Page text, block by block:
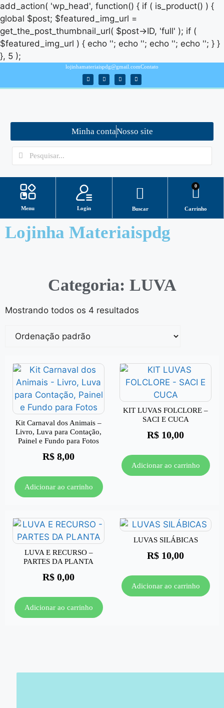
add_action( 'wp_head', function() { if ( is_product() ) {
global $post; $featured_img_url =
get_the_post_thumbnail_url( $post->ID, 'full' ); if (
$featured_img_url ) { echo ''; echo ''; echo ''; echo ''; } }
}, 5 );
lojinhamateriaispdg@gmail.comContato
Minha contaNosso site
Menu Login Buscar
0
Carrinho
Lojinha Materiaispdg
Categoria: LUVA
Mostrando todos os 4 resultados
Kit Carnaval dos Animais –
Livro, Luva para Contação,
Painel e Fundo para Fotos
R$ 8,00
Adicionar ao carrinho
KIT LUVAS FOLCLORE –
SACI E CUCA
R$ 10,00
Adicionar ao carrinho
LUVA E RECURSO –
PARTES DA PLANTA
R$ 0,00
Adicionar ao carrinho
LUVAS SILÁBICAS
R$ 10,00
Adicionar ao carrinho